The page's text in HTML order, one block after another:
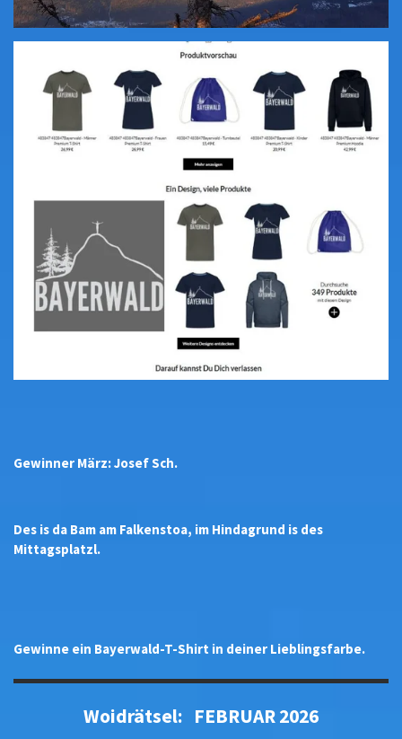
Gewinner März: Josef Sch.
Des is da Bam am Falkenstoa, im Hindagrund is des
Mittagsplatzl.
Gewinne ein Bayerwald-T-Shirt in deiner Lieblingsfarbe.
Woidrätsel: FEBRUAR 2026